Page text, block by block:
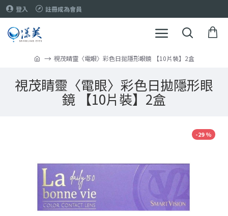
登入 註冊成為會員
視茂睛靈〈電眼〉彩色日拋隱形眼鏡 【10片裝】2盒
視茂睛靈〈電眼〉彩色日拋隱形眼
鏡 【10片裝】2盒
-29 %